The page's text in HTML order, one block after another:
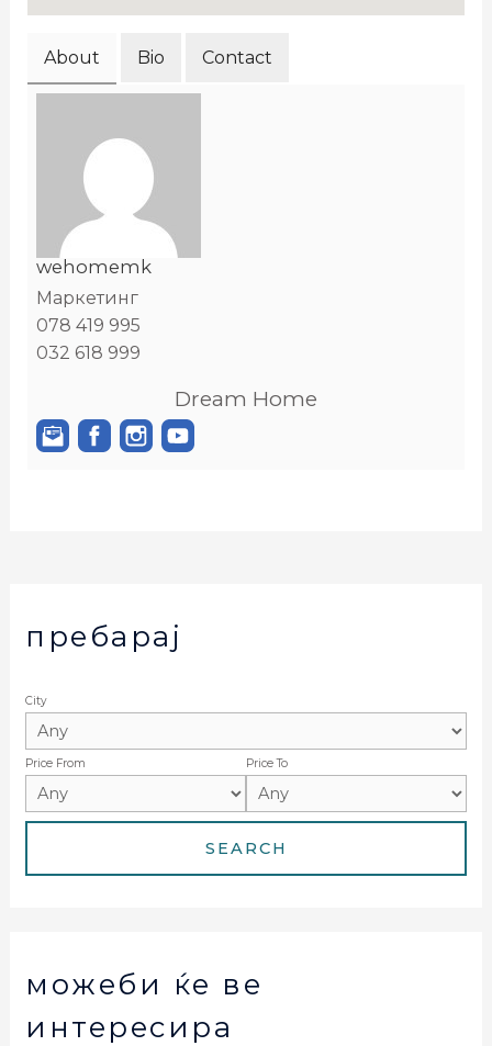
About Bio Contact
wehomemk
Маркетинг
078 419 995
032 618 999
Dream Home
пребарај
City
Price From Price To
можеби ќе ве
интересира